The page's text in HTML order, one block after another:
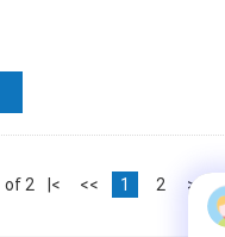
of 2 |< << 1 2 >>